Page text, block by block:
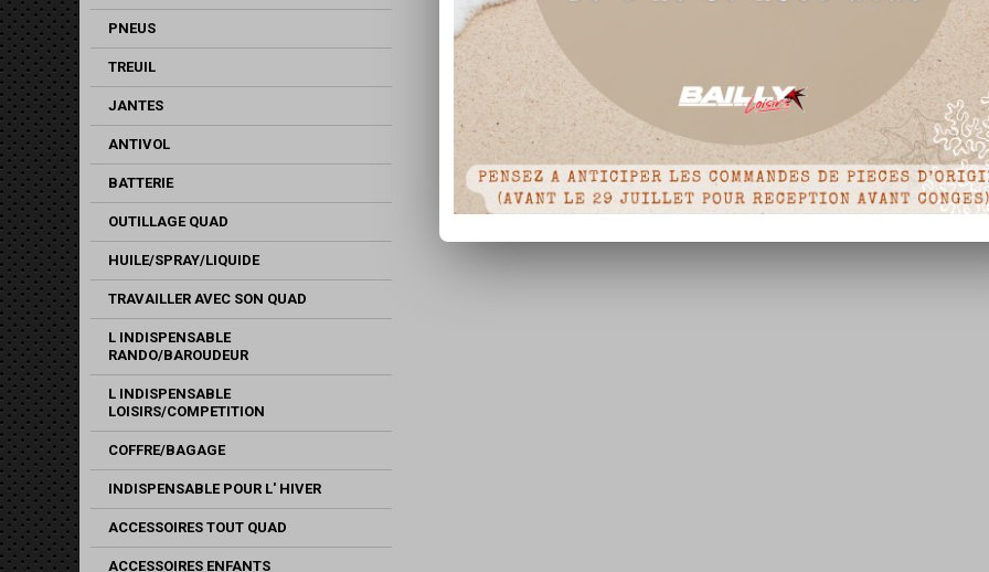
PNEUS
TREUIL
JANTES
ANTIVOL
BATTERIE
OUTILLAGE QUAD
HUILE/SPRAY/LIQUIDE
TRAVAILLER AVEC SON QUAD
L INDISPENSABLE
RANDO/BAROUDEUR
L INDISPENSABLE
LOISIRS/COMPETITION
COFFRE/BAGAGE
INDISPENSABLE POUR L' HIVER
ACCESSOIRES TOUT QUAD
ACCESSOIRES ENFANTS